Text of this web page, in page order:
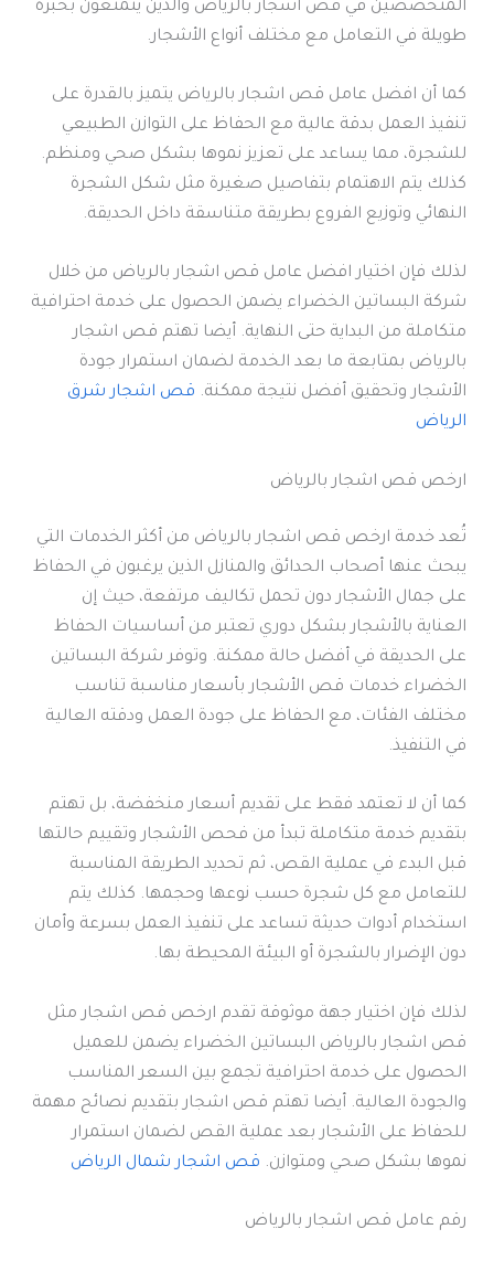
المتخصصين في قص اشجار بالرياض والذين يتمتعون بخبرة
طويلة في التعامل مع مختلف أنواع الأشجار.
كما أن افضل عامل قص اشجار بالرياض يتميز بالقدرة على
تنفيذ العمل بدقة عالية مع الحفاظ على التوازن الطبيعي
للشجرة، مما يساعد على تعزيز نموها بشكل صحي ومنظم.
كذلك يتم الاهتمام بتفاصيل صغيرة مثل شكل الشجرة
النهائي وتوزيع الفروع بطريقة متناسقة داخل الحديقة.
لذلك فإن اختيار افضل عامل قص اشجار بالرياض من خلال
شركة البساتين الخضراء يضمن الحصول على خدمة احترافية
متكاملة من البداية حتى النهاية. أيضا تهتم قص اشجار
بالرياض بمتابعة ما بعد الخدمة لضمان استمرار جودة
الأشجار وتحقيق أفضل نتيجة ممكنة. قص اشجار شرق
الرياض
ارخص قص اشجار بالرياض
تُعد خدمة ارخص قص اشجار بالرياض من أكثر الخدمات التي
يبحث عنها أصحاب الحدائق والمنازل الذين يرغبون في الحفاظ
على جمال الأشجار دون تحمل تكاليف مرتفعة، حيث إن
العناية بالأشجار بشكل دوري تعتبر من أساسيات الحفاظ
على الحديقة في أفضل حالة ممكنة. وتوفر شركة البساتين
الخضراء خدمات قص الأشجار بأسعار مناسبة تناسب
مختلف الفئات، مع الحفاظ على جودة العمل ودقته العالية
في التنفيذ.
كما أن لا تعتمد فقط على تقديم أسعار منخفضة، بل تهتم
بتقديم خدمة متكاملة تبدأ من فحص الأشجار وتقييم حالتها
قبل البدء في عملية القص، ثم تحديد الطريقة المناسبة
للتعامل مع كل شجرة حسب نوعها وحجمها. كذلك يتم
استخدام أدوات حديثة تساعد على تنفيذ العمل بسرعة وأمان
دون الإضرار بالشجرة أو البيئة المحيطة بها.
لذلك فإن اختيار جهة موثوقة تقدم ارخص قص اشجار مثل
قص اشجار بالرياض البساتين الخضراء يضمن للعميل
الحصول على خدمة احترافية تجمع بين السعر المناسب
والجودة العالية. أيضا تهتم قص اشجار بتقديم نصائح مهمة
للحفاظ على الأشجار بعد عملية القص لضمان استمرار
نموها بشكل صحي ومتوازن. قص اشجار شمال الرياض
رقم عامل قص اشجار بالرياض